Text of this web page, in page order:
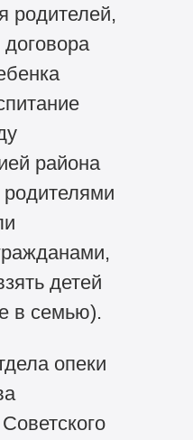
родителей,
района
детей
в семью).
опеки